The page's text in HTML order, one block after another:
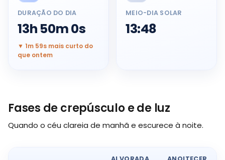
DURAÇÃO DO DIA
13h 50m 0s
▼ 1m 59s mais curto do
que ontem
MEIO-DIA SOLAR
13:48
Fases de crepúsculo e de luz
Quando o céu clareia de manhã e escurece à noite.